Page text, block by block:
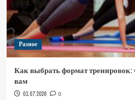
Разное
Как выбрать формат тренировок:
вам
01.07.2026 0